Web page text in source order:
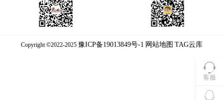
客服
Copyright ©2022-2025 豫ICP备19013849号-1 网站地图 TAG云库